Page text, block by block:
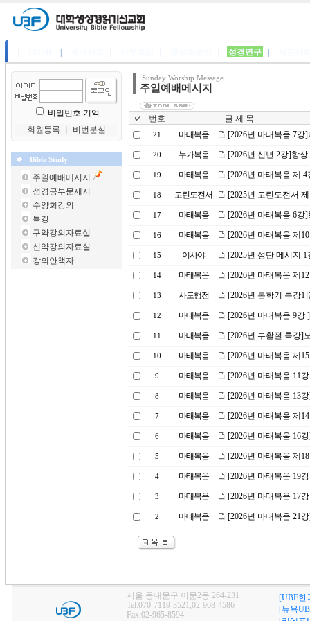
성경연구
비밀번호 기억
회원등록
비번분실
Bible Study
주일예배메시지
성경공부문제지
수양회강의
특강
구약강의자료실
신약강의자료실
강의안책자
Sunday Worship Message
주일예배메시지
번호 글 제 목
21 마태복음 [2026년 마태복음 7강
20 누가복음 [2026년 신년 2강]항
19 마태복음 [2026년 마태복음 제
18 고린도전서 [2025년 고린도전서
17 마태복음 [2026년 마태복음 6강
16 마태복음 [2026년 마태복음 제
15 이사야 [2025년 성탄 메시지
14 마태복음 [2026년 마태복음 제
13 사도행전 [2026년 봄학기 특강
12 마태복음 [2026년 마태복음 9강
11 마태복음 [2026년 부활절 특강]
10 마태복음 [2026년 마태복음 제
9 마태복음 [2026년 마태복음 11
8 마태복음 [2026년 마태복음 13
7 마태복음 [2026년 마태복음 제
6 마태복음 [2026년 마태복음 16
5 마태복음 [2026년 마태복음 제
4 마태복음 [2026년 마태복음 19
3 마태복음 [2026년 마태복음 17
2 마태복음 [2026년 마태복음 21
서울 동대문구 이문2동 264-231
Tel:070-7119-3521,02-968-4586
Fax:02-965-8594
[UBF한
[뉴욕